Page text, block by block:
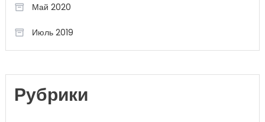
Май 2020
Июль 2019
Рубрики